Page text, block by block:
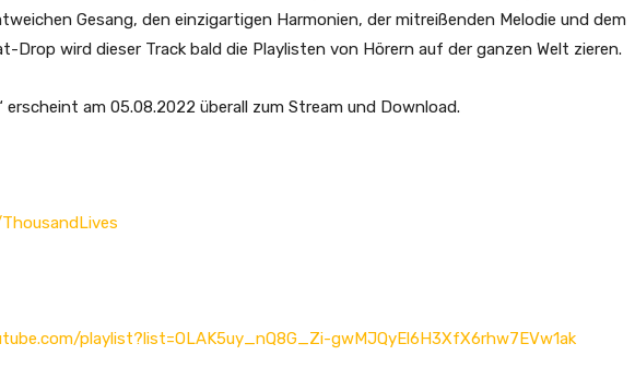
Gesang, den einzigartigen Harmonien, der mitreißenden Melodie und dem
Drop wird dieser Track bald die Playlisten von Hörern auf der ganzen Welt zieren.
erscheint am 05.08.2022 überall zum Stream und Download.
playlist?list=OLAK5uy_nQ8G_Zi-gwMJQyEl6H3XfX6rhw7EVw1ak